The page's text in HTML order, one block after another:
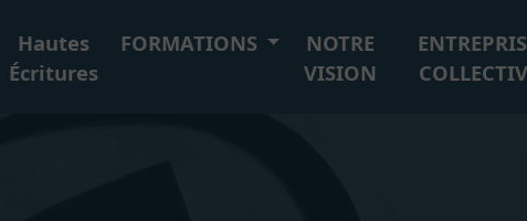
Hautes
Écritures
FORMATIONS
NOTRE
VISION